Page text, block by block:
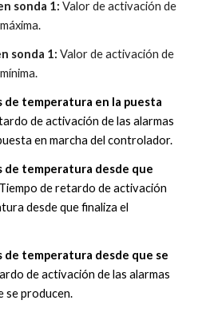
sonda 1: Valor de activación de
sonda 1: Valor de activación de
de temperatura en la puesta
de activación de las alarmas
en marcha del controlador.
Tiempo de retardo de activación
desde que finaliza el
de activación de las alarmas
se producen.